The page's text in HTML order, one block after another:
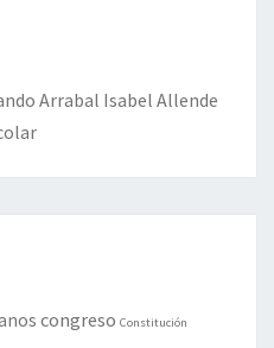
Arrabal Isabel Allende
congreso Constitución